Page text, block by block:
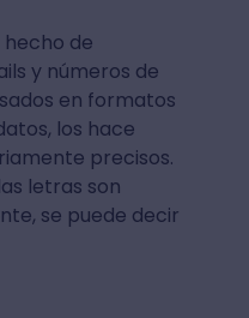
hecho de
y números de
en formatos
los hace
precisos.
letras son
se puede decir